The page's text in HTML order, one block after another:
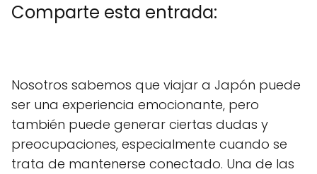
Comparte esta entrada:
p
r
t
i
r
e
n
w
t
t
e
r
)
p
r
t
i
r
e
n
e
o
o
k
p
r
t
r
e
n
t
r
e
s
t
p
r
t
i
r
e
n
k
d
I
n
p
r
e
n
i
Nosotros sabemos que viajar a Japón puede
ser una experiencia emocionante, pero
también puede generar ciertas dudas y
preocupaciones, especialmente cuando se
trata de mantenerse conectado. Una de las